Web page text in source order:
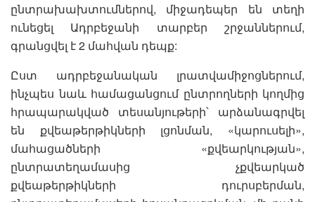
ընտրախախտումներով, միջադեպեր են տեղի
ունեցել Ադրբեջանի տարբեր շրջաններում,
գրանցվել է 2 մահվան դեպք:
Ըստ ադրբեջանական լրատվամիջոցներում,
ինչպես նաև համացանցում ընտրողների կողմից
հրապարակված տեսանյութերի՝ արձանագրվել
են քվեաթերթիկների լցոնման, «կարուսելի»,
մահացածների «քվեարկության»,
ընտրատեղամասից չքվեարկած
քվեաթերթիկների դուրսբերման,